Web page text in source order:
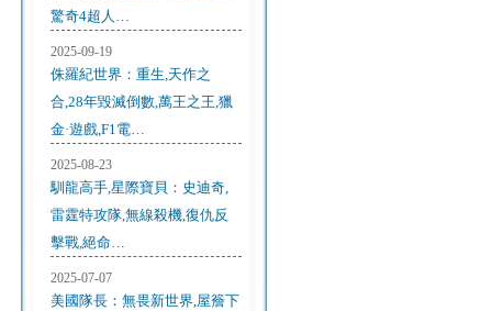
驚奇4超人…
2025-09-19
侏羅紀世界：重生,天作之
合,28年毀滅倒數,萬王之王,獵
金·遊戲,F1電…
2025-08-23
馴龍高手,星際寶貝：史迪奇,
雷霆特攻隊,無線殺機,復仇反
擊戰,絕命…
2025-07-07
美國隊長：無畏新世界,屋簷下